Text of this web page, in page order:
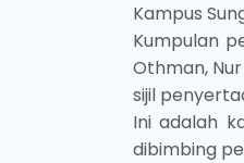
Kampus
Kumpulan
Othman,
sijil
Ini adalah
dibimbing